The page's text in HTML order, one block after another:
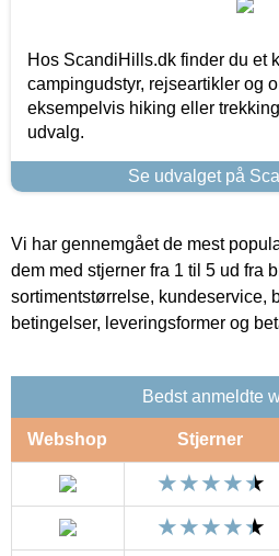
Hos ScandiHills.dk finder du et
campingudstyr, rejseartikler og
eksempelvis hiking eller
udvalg.
Se udvalget på
Vi har gennemgået de mest
dem med stjerner fra 1 til 5 ud fra
sortimentstørrelse, kundeservice,
betingelser, leveringsformer og
Bedst anmeldte
Webshop Stjerner